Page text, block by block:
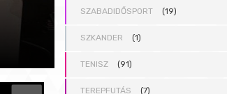
SZABADIDŐSPORT (19)
SZKANDER (1)
TENISZ (91)
TEREPFUTÁS (7)